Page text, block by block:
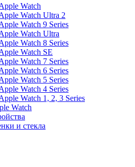
Watch
Watch Ultra 2
Watch 9 Series
Watch Ultra
Watch 8 Series
Watch SE
Watch 7 Series
Watch 6 Series
Watch 5 Series
Watch 4 Series
Watch 1, 2, 3 Series
Watch
и стекла